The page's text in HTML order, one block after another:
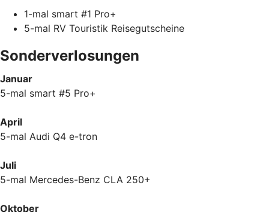
1-mal smart #1 Pro+
5-mal RV Touristik Reisegutscheine
Sonderverlosungen
Januar
5-mal smart #5 Pro+
April
5-mal Audi Q4 e-tron
Juli
5-mal Mercedes-Benz CLA 250+
Oktober